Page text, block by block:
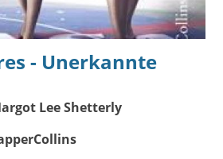
- Unerkannte
Lee Shetterly